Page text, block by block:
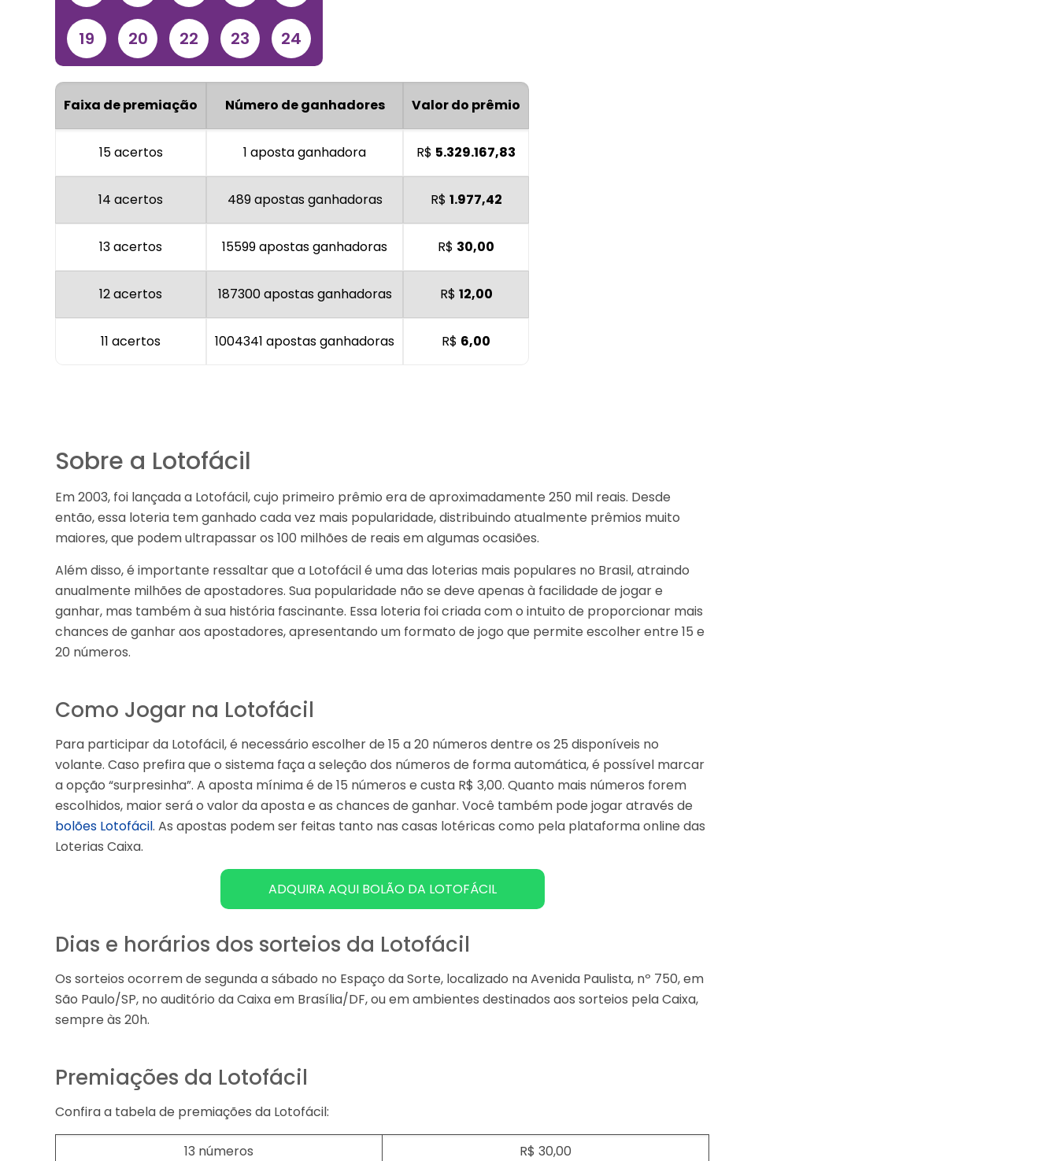
19 20 22 23 24
Faixa de premiação Número de ganhadores Valor do prêmio
15 acertos 1 aposta ganhadora R$ 5.329.167,83
14 acertos 489 apostas ganhadoras R$ 1.977,42
13 acertos 15599 apostas ganhadoras R$ 30,00
12 acertos 187300 apostas ganhadoras R$ 12,00
11 acertos 1004341 apostas ganhadoras R$ 6,00
Sobre a Lotofácil
Em 2003, foi lançada a Lotofácil, cujo primeiro prêmio era de aproximadamente 250 mil reais. Desde
então, essa loteria tem ganhado cada vez mais popularidade, distribuindo atualmente prêmios muito
maiores, que podem ultrapassar os 100 milhões de reais em algumas ocasiões.
Além disso, é importante ressaltar que a Lotofácil é uma das loterias mais populares no Brasil, atraindo
anualmente milhões de apostadores. Sua popularidade não se deve apenas à facilidade de jogar e
ganhar, mas também à sua história fascinante. Essa loteria foi criada com o intuito de proporcionar mais
chances de ganhar aos apostadores, apresentando um formato de jogo que permite escolher entre 15 e
20 números.
Como Jogar na Lotofácil
Para participar da Lotofácil, é necessário escolher de 15 a 20 números dentre os 25 disponíveis no
volante. Caso prefira que o sistema faça a seleção dos números de forma automática, é possível marcar
a opção “surpresinha”. A aposta mínima é de 15 números e custa R$ 3,00. Quanto mais números forem
escolhidos, maior será o valor da aposta e as chances de ganhar. Você também pode jogar através de
bolões Lotofácil. As apostas podem ser feitas tanto nas casas lotéricas como pela plataforma online das
Loterias Caixa.
ADQUIRA AQUI BOLÃO DA LOTOFÁCIL
Dias e horários dos sorteios da Lotofácil
Os sorteios ocorrem de segunda a sábado no Espaço da Sorte, localizado na Avenida Paulista, nº 750, em
São Paulo/SP, no auditório da Caixa em Brasília/DF, ou em ambientes destinados aos sorteios pela Caixa,
sempre às 20h.
Premiações da Lotofácil
Confira a tabela de premiações da Lotofácil:
13 números R$ 30,00